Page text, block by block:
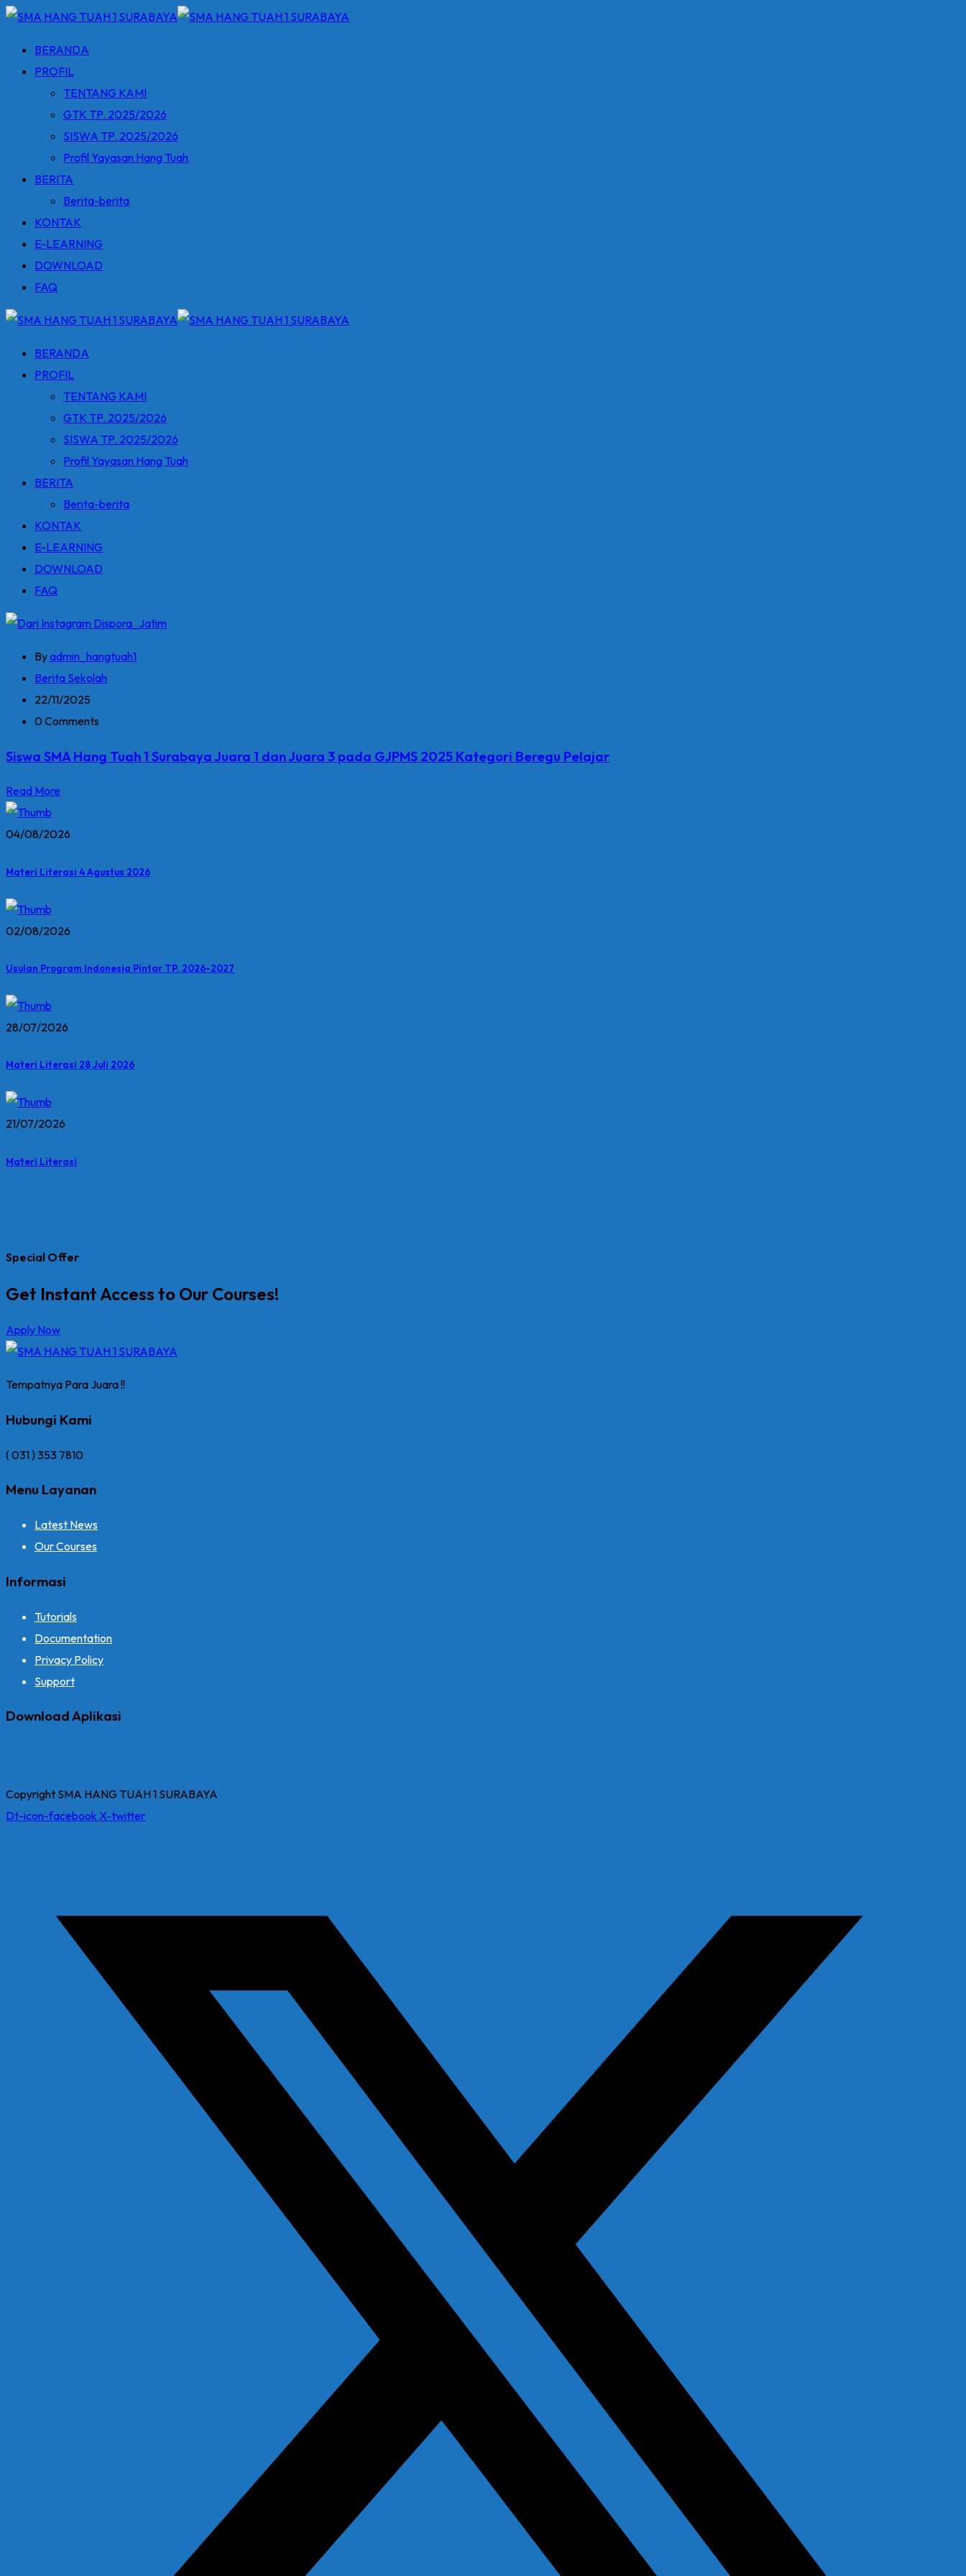
Skip
content
BERANDA
PROFIL
TENTANG KAMI
GTK TP. 2025/2026
SISWA TP. 2025/2026
Profil Yayasan Hang Tuah
BERITA
Berita-berita
KONTAK
E-LEARNING
DOWNLOAD
FAQ
BERANDA
PROFIL
TENTANG KAMI
GTK TP. 2025/2026
SISWA TP. 2025/2026
Profil Yayasan Hang Tuah
BERITA
Berita-berita
KONTAK
E-LEARNING
DOWNLOAD
FAQ
Byadmin_hangtuah1
Berita Sekolah
22/11/2025
0 Comments
Siswa SMA Hang Tuah 1 Surabaya Juara 1 dan Juara 3 pada GJPMS 2025 Kategori Beregu Pelajar
Read More
04/08/2026
Materi Literasi 4 Agustus 2026
02/08/2026
Usulan Program Indonesia Pintar TP. 2026-2027
28/07/2026
Materi Literasi 28 Juli 2026
21/07/2026
Materi Literasi
Special Offer
Get Instant Access to Our Courses!
Apply Now
Tempatnya Para Juara !!
Hubungi Kami
( 031 ) 353 7810
Menu Layanan
Latest News
Our Courses
Informasi
Tutorials
Documentation
Privacy Policy
Support
Download Aplikasi
Copyright SMA HANG TUAH 1 SURABAYA
Dt-icon-facebook X-twitter